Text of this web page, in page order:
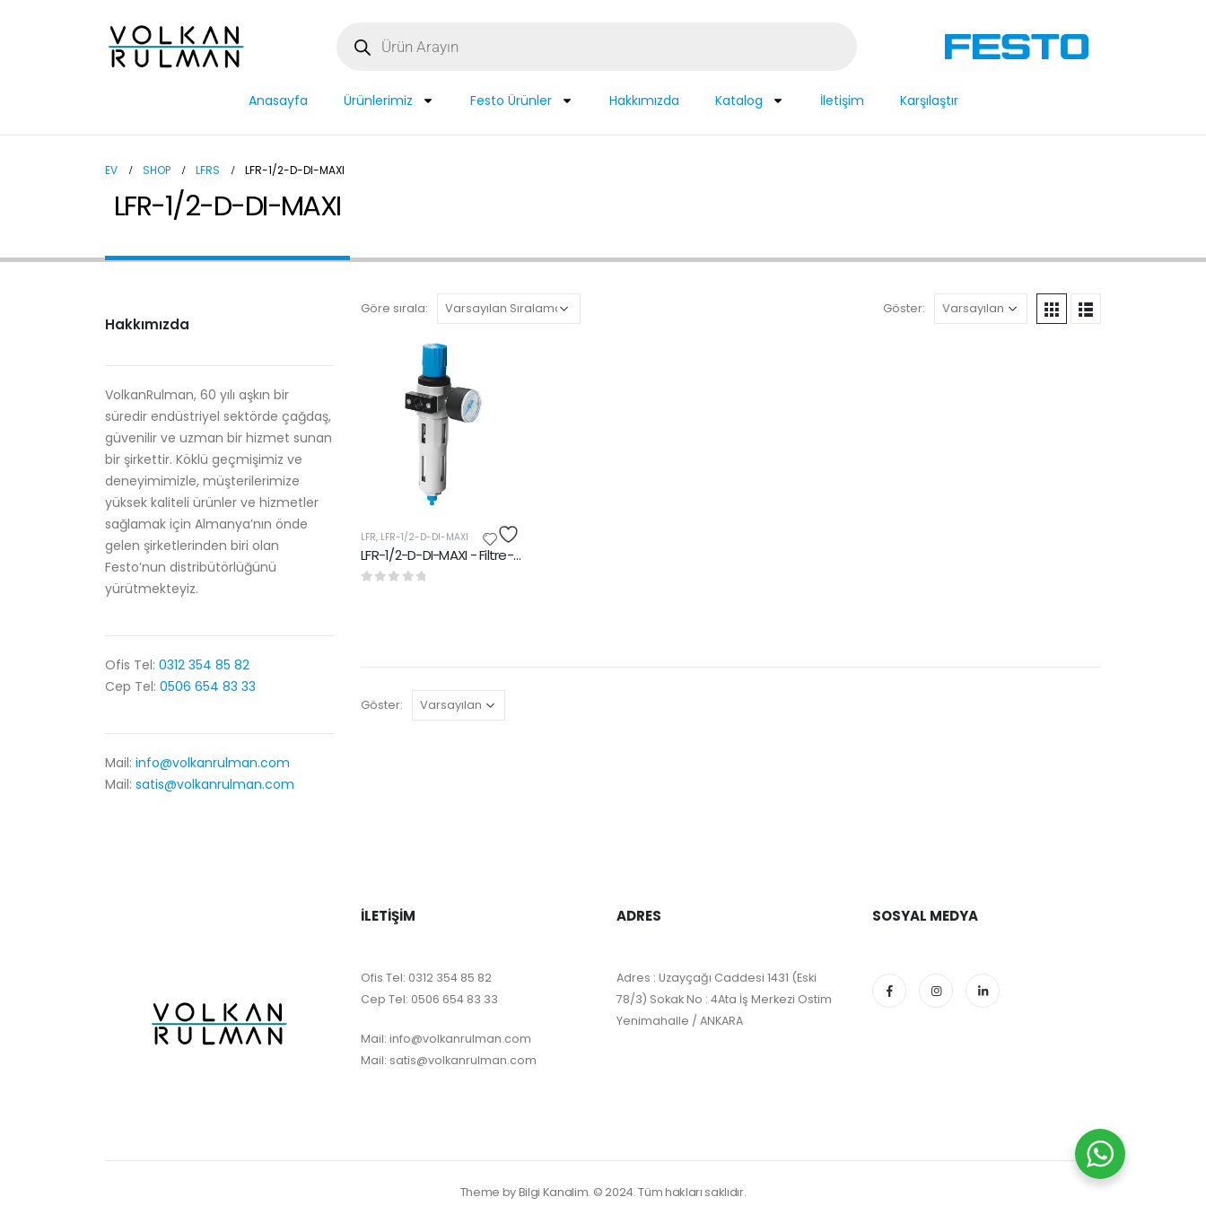
Anasayfa Ürünlerimiz Festo Ürünler Hakkımızda Katalog İletişim Karşılaştır
EV SHOP LFRS LFR-1/2-D-DI-MAXI
LFR-1/2-D-DI-MAXI
Göre sırala: Göster:
LFR, LFR-1/2-D-DI-MAXI
LFR-1/2-D-DI-MAXI - Filtre-Regülatör|Filtre Basınç kontrol valfi
Göster:
Hakkımızda
VolkanRulman, 60 yılı aşkın bir
süredir endüstriyel sektörde çağdaş,
güvenilir ve uzman bir hizmet sunan
bir şirkettir. Köklü geçmişimiz ve
deneyimimizle, müşterilerimize
yüksek kaliteli ürünler ve hizmetler
sağlamak için Almanya’nın önde
gelen şirketlerinden biri olan
Festo’nun distribütörlüğünü
yürütmekteyiz.
Ofis Tel: 0312 354 85 82
Cep Tel: 0506 654 83 33
Mail: info@volkanrulman.com
Mail: satis@volkanrulman.com
İLETIŞIM
Ofis Tel: 0312 354 85 82
Cep Tel: 0506 654 83 33
Mail: info@volkanrulman.com
Mail: satis@volkanrulman.com
ADRES
Adres : Uzayçağı Caddesi 1431 (Eski
78/3) Sokak No : 4Ata İş Merkezi Ostim
Yenimahalle / ANKARA
SOSYAL MEDYA
Theme by Bilgi Kanalim. © 2024. Tüm hakları saklıdır.